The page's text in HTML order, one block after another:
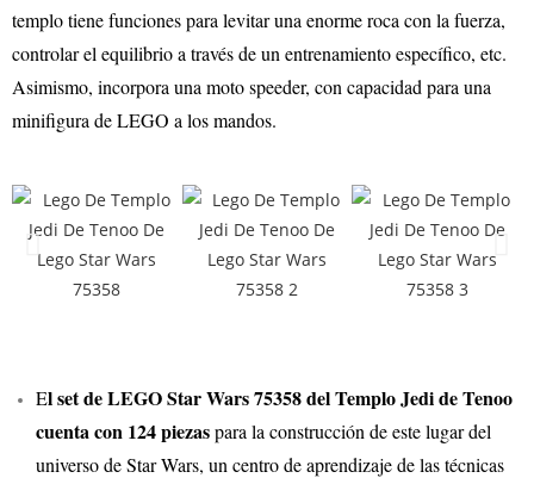
templo tiene funciones para levitar una enorme roca con la fuerza,
controlar el equilibrio a través de un entrenamiento específico, etc.
Asimismo, incorpora una moto speeder, con capacidad para una
minifigura de LEGO a los mandos.
El set de LEGO Star Wars 75358 del Templo Jedi de Tenoo
cuenta con 124 piezaspara la construcción de este lugar del
universo de Star Wars, un centro de aprendizaje de las técnicas